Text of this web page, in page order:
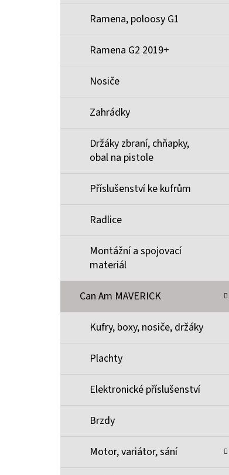
Ramena, poloosy G1
Ramena G2 2019+
Nosiče
Zahrádky
Držáky zbraní, chňapky,
obal na pistole
Příslušenství ke kufrům
Radlice
Montážní a spojovací
materiál
Can Am MAVERICK
Kufry, boxy, nosiče, držáky
Plachty
Elektronické příslušenství
Brzdy
Motor, variátor, sání